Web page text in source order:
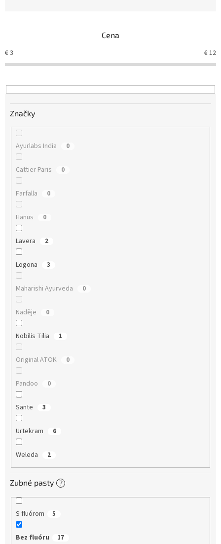
r
o
u
k
Cena
€3 €12
Značky
Ayurlabs India 0
Cattier Paris 0
Farfalla 0
Hanus 0
Lavera 2
Logona 3
Maharishi Ayurveda 0
Naděje 0
Nobilis Tilia 1
Original ATOK 0
Pandoo 0
Sante 3
Urtekram 6
Weleda 2
Zubné pasty ?
S fluórom 5
Bez fluóru 17